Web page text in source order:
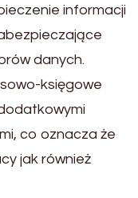
informacji
danych.
księgowe
co oznacza że
jak również